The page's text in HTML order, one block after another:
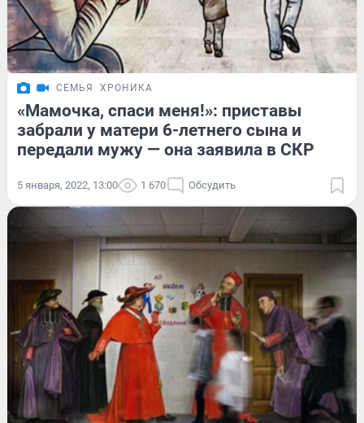
СЕМЬЯ ХРОНИКА
«Мамочка, спаси меня!»: приставы
забрали у матери 6-летнего сына и
передали мужу — она заявила в СКР
5 января, 2022, 13:00 1 670 Обсудить